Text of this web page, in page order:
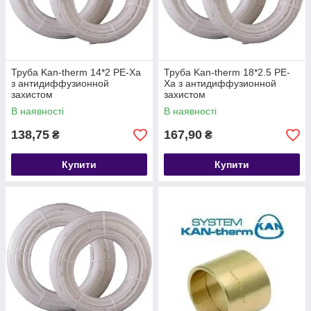
створення опалювальних систем усередині
приміщень різного призначення при будівництві та
реконструкції житлових будинків;
обладнання систем опалення об'єктів промислового
та громадського призначення;
монтаж магістральних трубопроводів технічного
призначення;
створення протипожежних спринклерних систем;
охолодження;
При використанні поза приміщеннями вони застосовуються
майданчиків і зовнішніх поверхонь споруд. В залежності від
виду, обсягу та специфіки створюваних систем KAN-therm
пропонує широкий спектр різноманітних варіантів, що дає
можливість вибору найбільш підходящих моделей.
Особливості полімерних з'єднувачів
KAN-therm
У 2001 році розпочався черговий, дуже важливий для
Труба Kan-therm 14*2 PE-Xa
з антидиффузионной
захистом
В наявності
138,75 ₴
Купити
Труба Kan-therm 18*2.5 PE-
Xa з антидиффузионной
захистом
В наявності
167,90 ₴
Купити